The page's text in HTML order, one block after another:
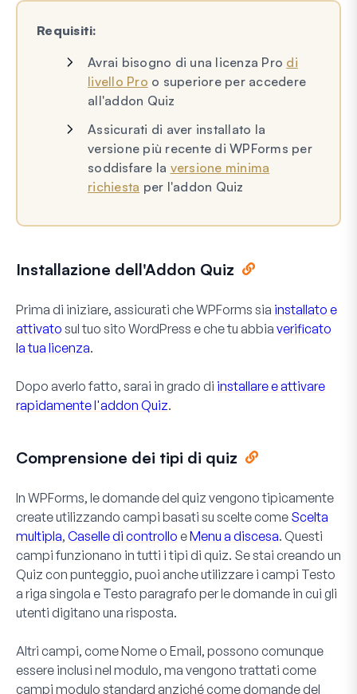
Requisiti:
Avrai bisogno di una licenza Pro di
livello Pro o superiore per accedere
all'addon Quiz
Assicurati di aver installato la
versione più recente di WPForms per
soddisfare la versione minima
richiesta per l'addon Quiz
Installazione dell'Addon Quiz
Prima di iniziare, assicurati che WPForms sia installato e
attivato sul tuo sito WordPress e che tu abbia verificato
la tua licenza.
Dopo averlo fatto, sarai in grado di installare e attivare
rapidamente l'addon Quiz.
Comprensione dei tipi di quiz
In WPForms, le domande del quiz vengono tipicamente
create utilizzando campi basati su scelte come Scelta
multipla, Caselle di controllo eMenu a discesa. Questi
campi funzionano in tutti i tipi di quiz. Se stai creando un
Quiz con punteggio, puoi anche utilizzare i campi Testo
a riga singola e Testo paragrafo per le domande in cui gli
utenti digitano una risposta.
Altri campi, come Nome o Email, possono comunque
essere inclusi nel modulo, ma vengono trattati come
campi modulo standard anziché come domande del